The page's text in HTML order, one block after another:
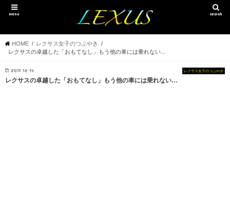
search
menu
HOME
レクサス女子のつぶやき
レクサスの卓越した「おもてなし」もう他の車には乗れない...
レクサス女子のつぶやき
2017.12.14
レクサスの卓越した「おもてなし」もう他の車には乗れない…